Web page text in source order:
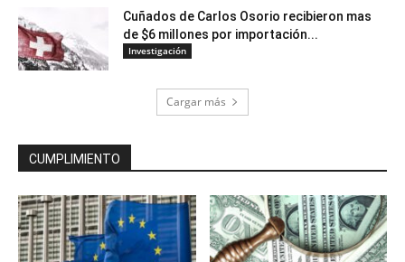
Cuñados de Carlos Osorio recibieron mas
de $6 millones por importación...
Investigación
Cargar más
CUMPLIMIENTO